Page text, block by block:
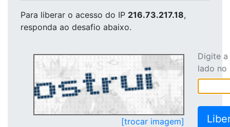
Para liberar o acesso do IP 216.73.217.18,
responda ao desafio abaixo.
[trocar imagem]
Digite
lado no